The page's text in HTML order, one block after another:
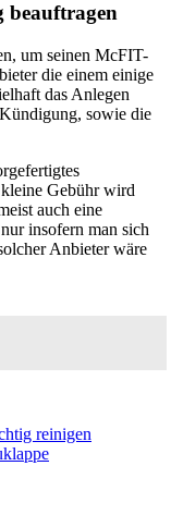
beauftragen
um seinen McFIT-
die einem einige
das Anlegen
sowie die
Gebühr wird
auch eine
insofern man sich
Anbieter wäre
reinigen